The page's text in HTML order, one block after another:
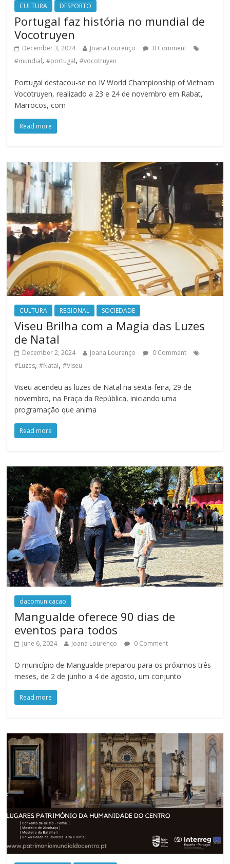
CULTURA DESPORTO
Portugal faz história no mundial de
Vocotruyen
December 3, 2024 Joana Lourenço
0 Comment
#mundial,#portugal,#vocotruyen
Portugal destacou-se no IV World Championship of Vietnam
Vocotruyen, realizado a 23 e 24 de novembro em Rabat,
Marrocos, com
Read more
CULTURA REGIONAL SOCIEDADE
Viseu Brilha com a Magia das Luzes
de Natal
December 2, 2024 Joana Lourenço
0 Comment
#Luzes,#Natal,#Viseu
Viseu acendeu as luzes de Natal na sexta-feira, 29 de
novembro, na Praça da República, iniciando uma
programação que anima
Read more
dacomunicacao
Mangualde oferece 90 dias de
eventos para todos
June 6, 2024 Joana Lourenço 0 Comment
O município de Mangualde preparou para os próximos três
meses, de 2 de junho a 4 de agosto, um conjunto
Read more